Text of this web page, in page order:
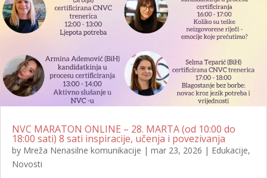
NVC MARATON ONLINE – 28. MARTA (od 10:00 do
18:00 sati) 8 sati inspiracije, učenja i povezivanja
by Mreža Nenasilne komunikacije | mar 23, 2026 | Edukacije,
Novosti